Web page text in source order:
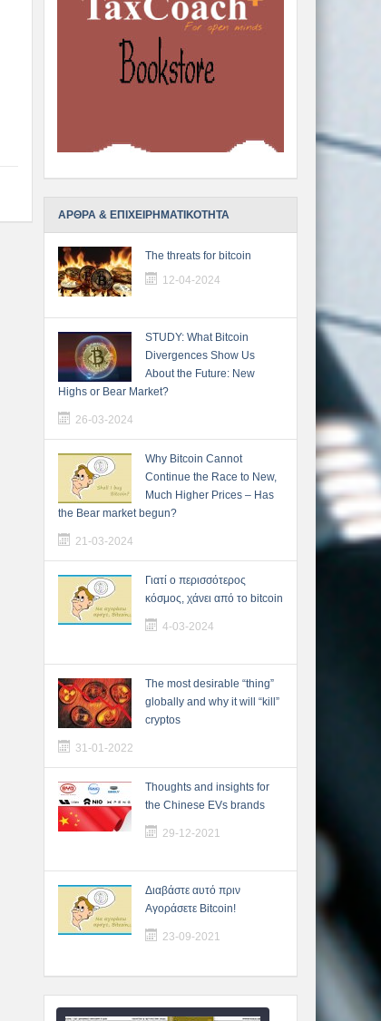
ΑΡΘΡΑ & ΕΠΙΧΕΙΡΗΜΑΤΙΚΟΤΗΤΑ
The threats for bitcoin
12-04-2024
STUDY: What Bitcoin
Divergences Show Us
About the Future: New
Highs or Bear Market?
26-03-2024
Why Bitcoin Cannot
Continue the Race to New,
Much Higher Prices – Has
the Bear market begun?
21-03-2024
Γιατί ο περισσότερος
κόσμος, χάνει από το bitcoin
4-03-2024
The most desirable “thing”
globally and why it will “kill”
cryptos
31-01-2022
Thoughts and insights for
the Chinese EVs brands
29-12-2021
Διαβάστε αυτό πριν
Αγοράσετε Bitcoin!
23-09-2021